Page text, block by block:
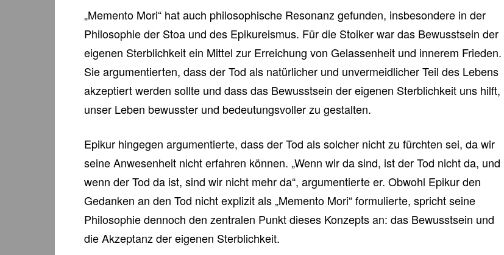
„Memento Mori“ hat auch philosophische Resonanz gefunden, insbesondere in der
Philosophie der Stoa und des Epikureismus. Für die Stoiker war das Bewusstsein der
eigenen Sterblichkeit ein Mittel zur Erreichung von Gelassenheit und innerem Frieden.
Sie argumentierten, dass der Tod als natürlicher und unvermeidlicher Teil des Lebens
akzeptiert werden sollte und dass das Bewusstsein der eigenen Sterblichkeit uns hilft,
unser Leben bewusster und bedeutungsvoller zu gestalten.
Epikur hingegen argumentierte, dass der Tod als solcher nicht zu fürchten sei, da wir
seine Anwesenheit nicht erfahren können. „Wenn wir da sind, ist der Tod nicht da, und
wenn der Tod da ist, sind wir nicht mehr da“, argumentierte er. Obwohl Epikur den
Gedanken an den Tod nicht explizit als „Memento Mori“ formulierte, spricht seine
Philosophie dennoch den zentralen Punkt dieses Konzepts an: das Bewusstsein und
die Akzeptanz der eigenen Sterblichkeit.